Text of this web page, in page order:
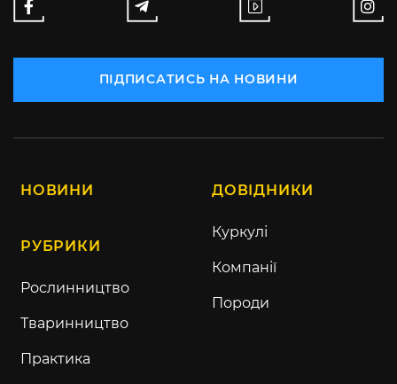
ПІДПИСАТИСЬ НА НОВИНИ
НОВИНИ
РУБРИКИ
Рослинництво
Тваринництво
Практика
ДОВІДНИКИ
Куркулі
Компанії
Породи